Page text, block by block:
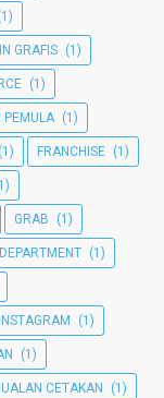
GRAFIS (1)
(1)
PEMULA (1)
(1) FRANCHISE (1)
GRAB (1)
(1)
INSTAGRAM (1)
(1)
CETAKAN (1)